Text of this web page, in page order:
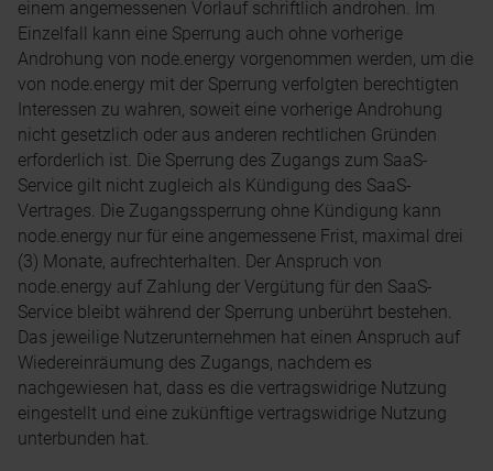
einem angemessenen Vorlauf schriftlich androhen. Im
Einzelfall kann eine Sperrung auch ohne vorherige
Androhung von node.energy vorgenommen werden, um die
von node.energy mit der Sperrung verfolgten berechtigten
Interessen zu wahren, soweit eine vorherige Androhung
nicht gesetzlich oder aus anderen rechtlichen Gründen
erforderlich ist. Die Sperrung des Zugangs zum SaaS-
Service gilt nicht zugleich als Kündigung des SaaS-
Vertrages. Die Zugangssperrung ohne Kündigung kann
node.energy nur für eine angemessene Frist, maximal drei
(3) Monate, aufrechterhalten. Der Anspruch von
node.energy auf Zahlung der Vergütung für den SaaS-
Service bleibt während der Sperrung unberührt bestehen.
Das jeweilige Nutzerunternehmen hat einen Anspruch auf
Wiedereinräumung des Zugangs, nachdem es
nachgewiesen hat, dass es die vertragswidrige Nutzung
eingestellt und eine zukünftige vertragswidrige Nutzung
unterbunden hat.